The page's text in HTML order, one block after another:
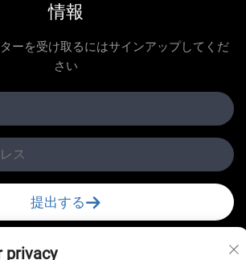
情報
ーを受け取るにはサインアップしてくだ
さい
提出する
privacy